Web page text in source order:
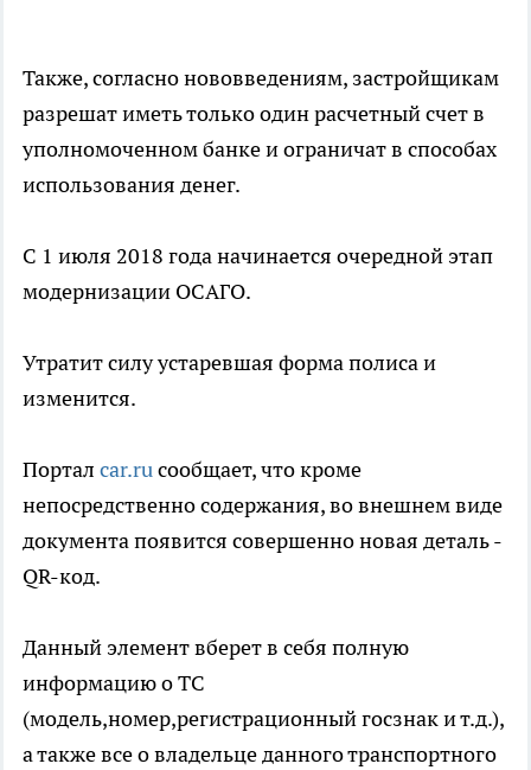
Также, согласно нововведениям, застройщикам
разрешат иметь только один расчетный счет в
уполномоченном банке и ограничат в способах
использования денег.
С 1 июля 2018 года начинается очередной этап
модернизации ОСАГО.
Утратит силу устаревшая форма полиса и
изменится.
Портал car.ruсообщает, что кроме
непосредственно содержания, во внешнем виде
документа появится совершенно новая деталь -
QR-код.
Данный элемент вберет в себя полную
информацию о ТС
(модель,номер,регистрационный госзнак и т.д.),
а также все о владельце данного транспортного